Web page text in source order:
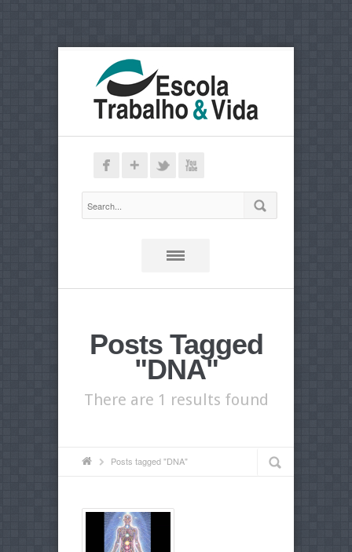
Posts Tagged
"DNA"
There are 1 results found
Posts tagged "DNA"